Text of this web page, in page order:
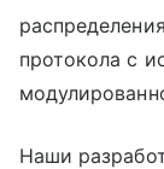
протокола с
Наши